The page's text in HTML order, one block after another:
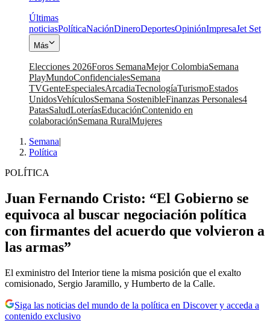
Últimas
noticiasPolíticaNaciónDineroDeportesOpiniónImpresaJet Set
Más
Elecciones 2026Foros SemanaMejor ColombiaSemana
PlayMundoConfidencialesSemana
TVGenteEspecialesArcadiaTecnologíaTurismoEstados
UnidosVehículosSemana SostenibleFinanzas Personales4
PatasSaludLoteríasEducaciónContenido en
colaboraciónSemana RuralMujeres
Semana|
Política
POLÍTICA
Juan Fernando Cristo: “El Gobierno se
equivoca al buscar negociación política
con firmantes del acuerdo que volvieron a
las armas”
El exministro del Interior tiene la misma posición que el exalto
comisionado, Sergio Jaramillo, y Humberto de la Calle.
Siga las noticias del mundo de la política en Discover y acceda a
contenido exclusivo